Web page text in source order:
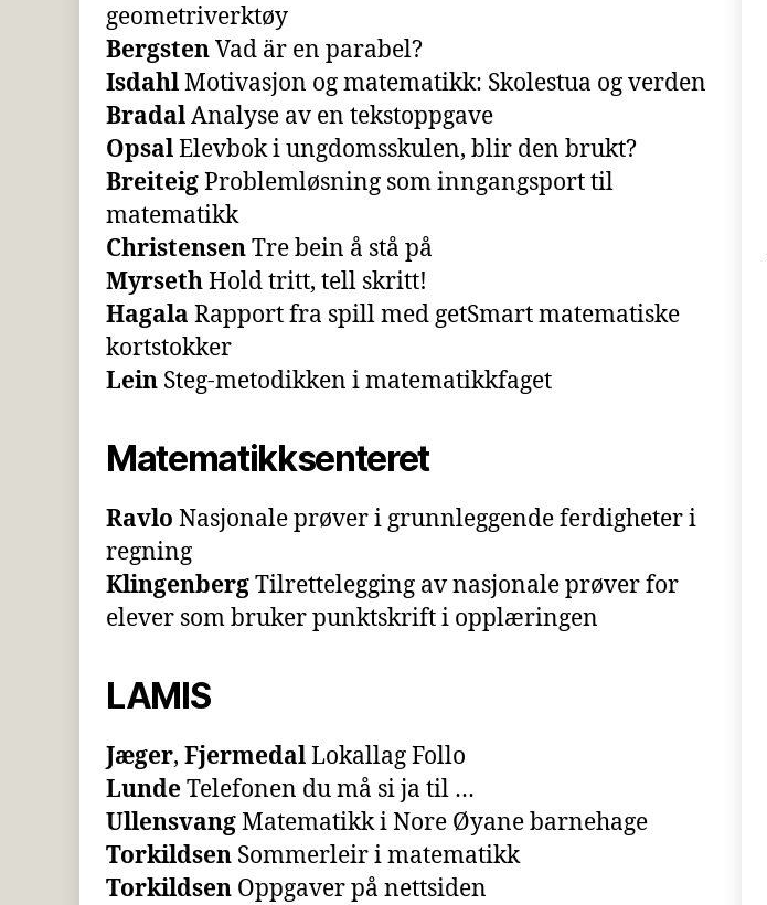
geometriverktøy
BergstenVad är en parabel?
IsdahlMotivasjon og matematikk: Skolestua og verden
BradalAnalyse av en tekstoppgave
OpsalElevbok i ungdomsskulen, blir den brukt?
BreiteigProblemløsning som inngangsport til
matematikk
ChristensenTre bein å stå på
MyrsethHold tritt, tell skritt!
Hagala Rapport fra spill med getSmart matematiske
kortstokker
Lein Steg-metodikken i matematikkfaget
Matematikksenteret
Ravlo Nasjonale prøver i grunnleggende ferdigheter i
regning
KlingenbergTilrettelegging av nasjonale prøver for
elever som bruker punktskrift i opplæringen
LAMIS
Jæger, FjermedalLokallag Follo
LundeTelefonen du må si ja til …
UllensvangMatematikk i Nore Øyane barnehage
Torkildsen Sommerleir i matematikk
Torkildsen Oppgaver på nettsiden